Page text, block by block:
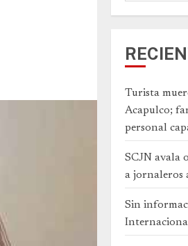
Turista
Acapulco;
personal
SCJN avala
a jornaleros
Sin